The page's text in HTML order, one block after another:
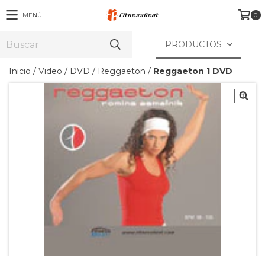
MENÚ 0
PRODUCTOS
Inicio / Video / DVD / Reggaeton / Reggaeton 1 DVD